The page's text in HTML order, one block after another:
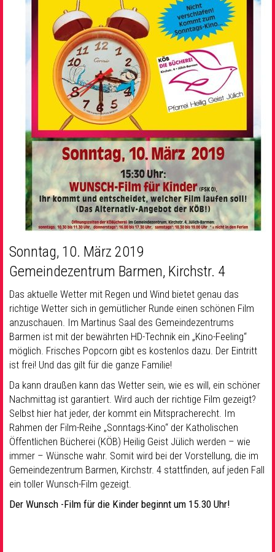
Sonntag, 10. März 2019
Gemeindezentrum Barmen, Kirchstr. 4
Das aktuelle Wetter mit Regen und Wind bietet genau das
richtige Wetter sich in gemütlicher Runde einen schönen Film
anzuschauen. Im Martinus Saal des Gemeindezentrums
Barmen ist mit der bewährten HD-Technik ein „Kino-Feeling“
möglich. Frisches Popcorn gibt es kostenlos dazu. Der Eintritt
ist frei! Und das gilt für die ganze Familie!
Da kann draußen kann das Wetter sein, wie es will, ein schöner
Nachmittag ist garantiert. Wird auch der richtige Film gezeigt?
Selbst hier hat jeder, der kommt ein Mitspracherecht. Im
Rahmen der Film-Reihe „Sonntags-Kino“ der Katholischen
Öffentlichen Bücherei (KÖB) Heilig Geist Jülich werden – wie
immer – Wünsche wahr. Somit wird bei der Vorstellung, die im
Gemeindezentrum Barmen, Kirchstr. 4 stattfinden, auf jeden Fall
ein toller Wunsch-Film gezeigt.
Der Wunsch -Film für die Kinder beginnt um 15.30 Uhr!